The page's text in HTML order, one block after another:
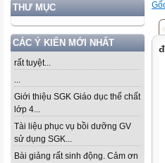
THƯ MỤC
CÁC Ý KIẾN MỚI NHẤT
rất tuyệt...
...
Giới thiệu SGK Giáo dục thể chất
lớp 4...
Tài liệu phục vụ bồi dưỡng GV
sử dụng SGK...
Bài giảng rất sinh động. Cảm ơn